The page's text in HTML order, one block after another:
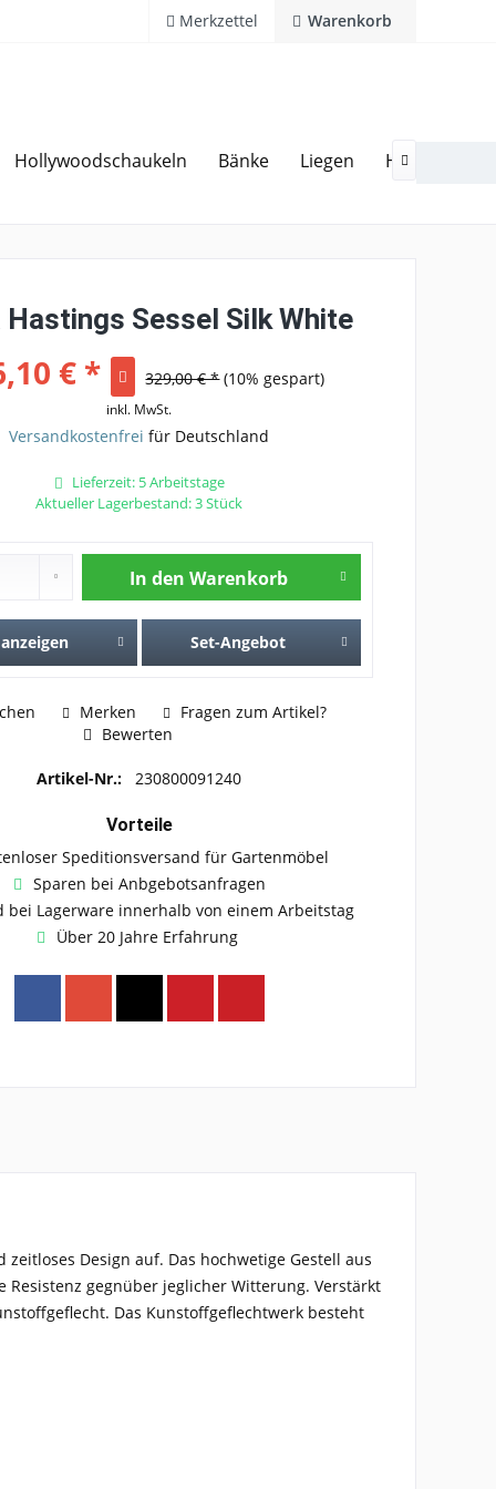
Warenkorb
Merkzettel
Hollywoodschaukeln Bänke Liegen Hocker

Jahre Erfahrung Hotline 02594 94 11 0
Hastings Sessel Silk White
€ * 329,00 € * (10% gespart)
inkl. MwSt.
Versandkostenfrei für Deutschland
Lieferzeit: 5 Arbeitstage
Aktueller Lagerbestand: 3 Stück
In den Warenkorb
Set-Angebot
Merken
Fragen zum Artikel?
Bewerten
Artikel-Nr.: 230800091240
Vorteile
Speditionsversand für Gartenmöbel
Sparen bei Anbgebotsanfragen
bei Lagerware innerhalb von einem Arbeitstag
Über 20 Jahre Erfahrung
Design auf. Das hochwetige Gestell aus
gegnüber jeglicher Witterung. Verstärkt
Das Kunstoffgeflechtwerk besteht